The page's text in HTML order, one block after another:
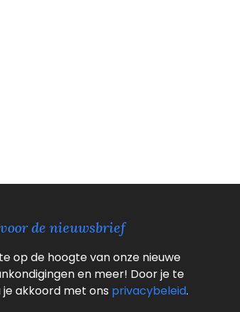
de nieuwsbrief
op de hoogte van onze nieuwe
en meer! Door je te
akkoord met ons privacybeleid.